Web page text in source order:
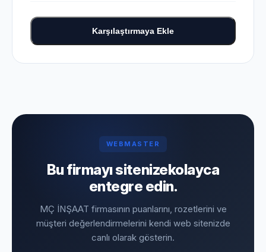
Karşılaştırmaya Ekle
WEBMASTER
Bu firmayı sitenizekolayca
entegre edin.
MÇ İNŞAAT firmasının puanlarını, rozetlerini ve
müşteri değerlendirmelerini kendi web sitenizde
canlı olarak gösterin.